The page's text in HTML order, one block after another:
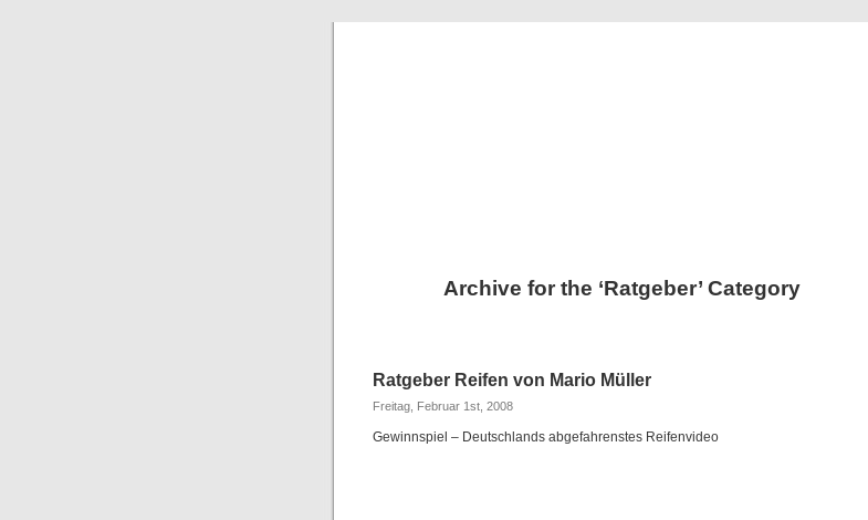
Archive for the ‘Ratgeber’ Category
Ratgeber Reifen von Mario Müller
Freitag, Februar 1st, 2008
Gewinnspiel – Deutschlands abgefahrenstes Reifenvideo